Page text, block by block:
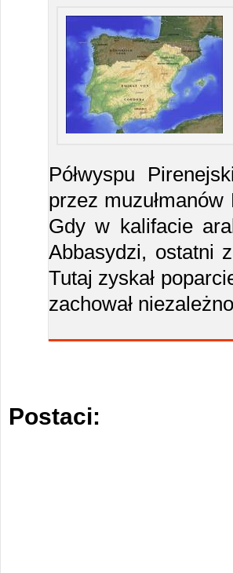
Półwyspu
przez
Gdy w kalifacie
Abbasydzi, ostatni
Tutaj zyskał
zachował
Postaci: